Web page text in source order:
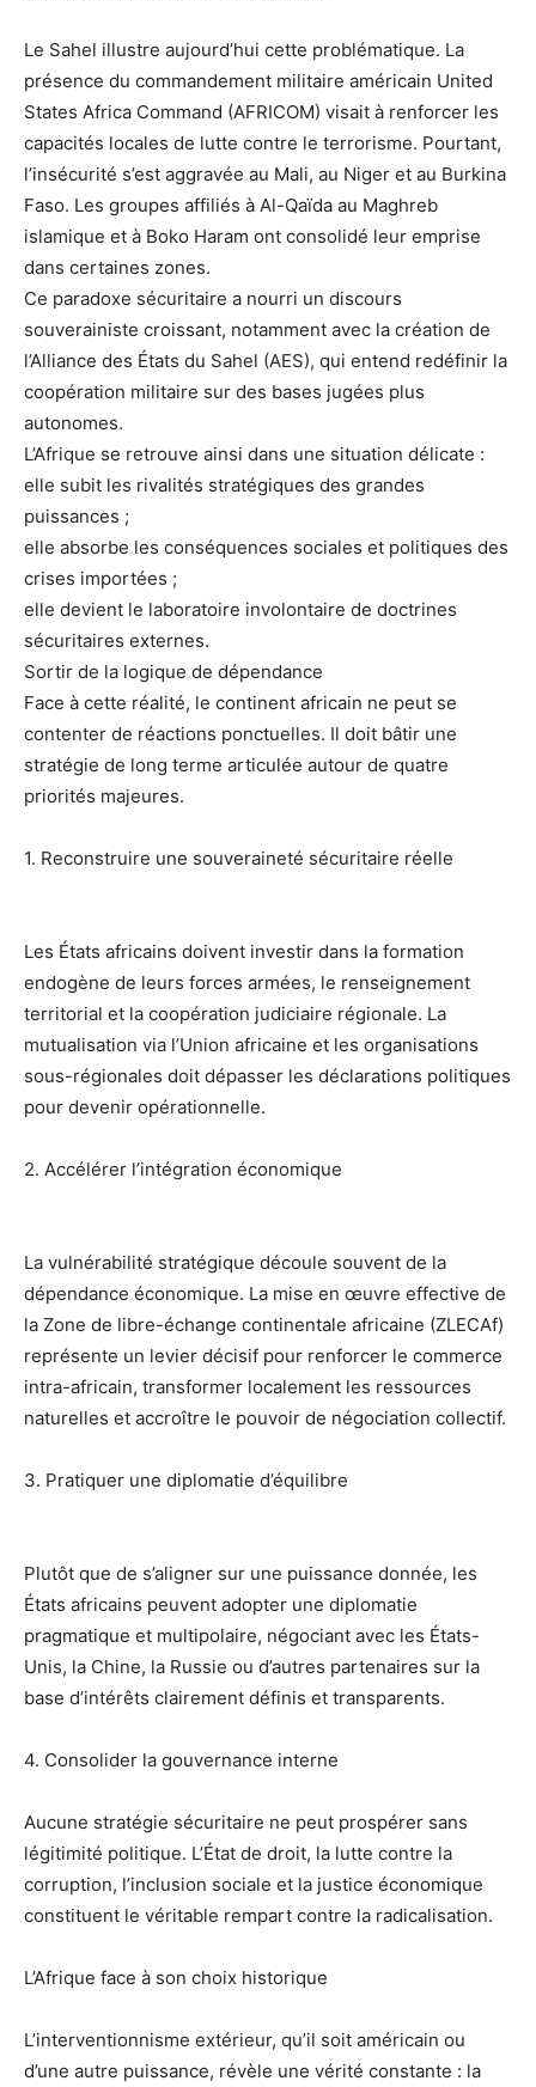
Le Sahel illustre aujourd’hui cette problématique. La
présence du commandement militaire américain United
States Africa Command (AFRICOM) visait à renforcer les
capacités locales de lutte contre le terrorisme. Pourtant,
l’insécurité s’est aggravée au Mali, au Niger et au Burkina
Faso. Les groupes affiliés à Al-Qaïda au Maghreb
islamique et à Boko Haram ont consolidé leur emprise
dans certaines zones.
Ce paradoxe sécuritaire a nourri un discours
souverainiste croissant, notamment avec la création de
l’Alliance des États du Sahel (AES), qui entend redéfinir la
coopération militaire sur des bases jugées plus
autonomes.
L’Afrique se retrouve ainsi dans une situation délicate :
elle subit les rivalités stratégiques des grandes
puissances ;
elle absorbe les conséquences sociales et politiques des
crises importées ;
elle devient le laboratoire involontaire de doctrines
sécuritaires externes.
Sortir de la logique de dépendance
Face à cette réalité, le continent africain ne peut se
contenter de réactions ponctuelles. Il doit bâtir une
stratégie de long terme articulée autour de quatre
priorités majeures.
1. Reconstruire une souveraineté sécuritaire réelle
Les États africains doivent investir dans la formation
endogène de leurs forces armées, le renseignement
territorial et la coopération judiciaire régionale. La
mutualisation via l’Union africaine et les organisations
sous-régionales doit dépasser les déclarations politiques
pour devenir opérationnelle.
2. Accélérer l’intégration économique
La vulnérabilité stratégique découle souvent de la
dépendance économique. La mise en œuvre effective de
la Zone de libre-échange continentale africaine (ZLECAf)
représente un levier décisif pour renforcer le commerce
intra-africain, transformer localement les ressources
naturelles et accroître le pouvoir de négociation collectif.
3. Pratiquer une diplomatie d’équilibre
Plutôt que de s’aligner sur une puissance donnée, les
États africains peuvent adopter une diplomatie
pragmatique et multipolaire, négociant avec les États-
Unis, la Chine, la Russie ou d’autres partenaires sur la
base d’intérêts clairement définis et transparents.
4. Consolider la gouvernance interne
Aucune stratégie sécuritaire ne peut prospérer sans
légitimité politique. L’État de droit, la lutte contre la
corruption, l’inclusion sociale et la justice économique
constituent le véritable rempart contre la radicalisation.
L’Afrique face à son choix historique
L’interventionnisme extérieur, qu’il soit américain ou
d’une autre puissance, révèle une vérité constante : la